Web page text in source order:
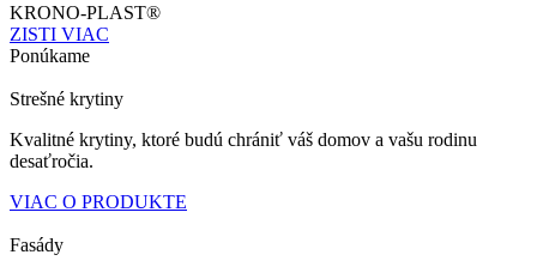
KRONO-PLAST®
ZISTI VIAC
Ponúkame
Strešné krytiny
Kvalitné krytiny, ktoré budú chrániť váš domov a vašu rodinu
desaťročia.
VIAC O PRODUKTE
Fasády